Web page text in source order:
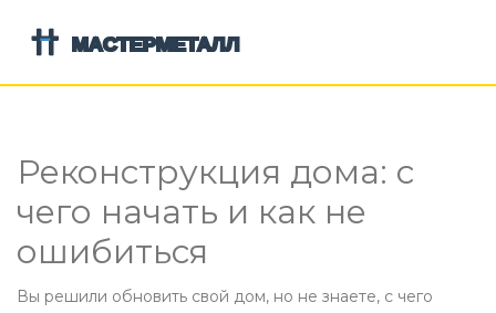
Реконструкция дома: с
чего начать и как не
ошибиться
Вы решили обновить свой дом, но не знаете, с чего